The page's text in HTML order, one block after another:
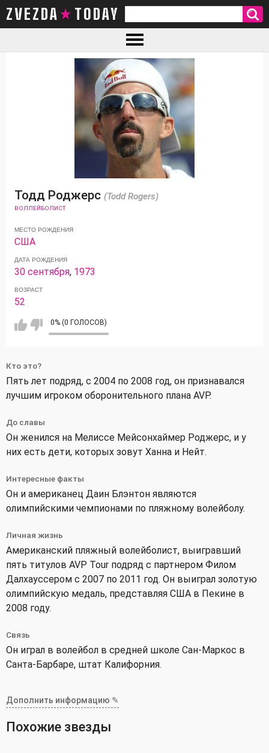
ZVEZDA TODAY
Тодд Роджерс (Todd Rogers)
ВОЛЛЕЙБОЛИСТ
МЕСТО РОЖДЕНИЯ
США
ДАТА РОЖДЕНИЯ
30 сентября, 1973
ВОЗРАСТ
52
0% (0 ГОЛОСОВ)
Кто это?
Пять лет подряд, с 2004 по 2008 год, он признавался
лучшим игроком оборонительного плана AVP.
До славы
Он женился на Мелиссе Мейсонхаймер Роджерс, и у
них есть дети, которых зовут Ханна и Нейт.
Интересные факты
Он и американец Даин Блэнтон являются
олимпийскими чемпионами по пляжному волейболу.
Личная жизнь
Американский пляжный волейболист, выигравший
пять титулов AVP Tour подряд с партнером Филом
Далхауссером с 2007 по 2011 год. Он выиграл золотую
олимпийскую медаль, представляя США в Пекине в
2008 году.
Связь
Он играл в волейбол в средней школе Сан-Маркос в
Санта-Барбаре, штат Калифорния.
Дополнить информацию ✎
Похожие звезды